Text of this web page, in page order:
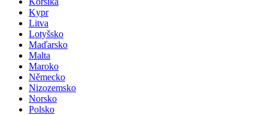
Kypr
Litva
Lotyšsko
Maďarsko
Malta
Maroko
Německo
Nizozemsko
Norsko
Polsko